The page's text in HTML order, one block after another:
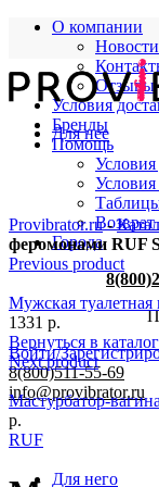
О компании
Новости
Отзывы
Условия
Бренды
Помощь
Условия
Возврат
Города
Войти/
8(800)511-55-69
info@provibrator.ru
Для нее
Для него
Provibrator.ru-
феромонами RUF
Previous product
Мужская
1331 р.
Вернуться в каталог
Next product
Мастурбатор-
р.
RUF